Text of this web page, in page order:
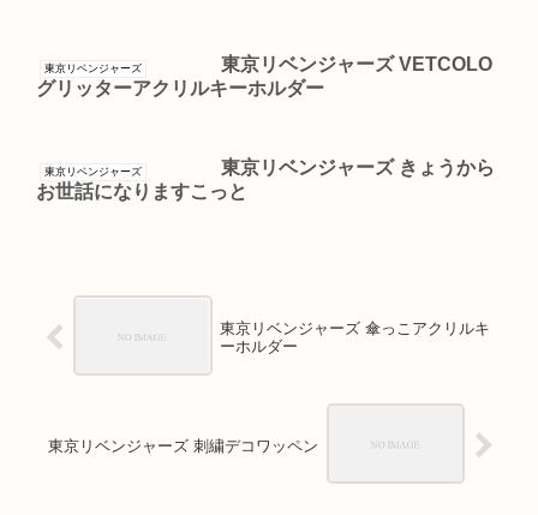
東京リベンジャーズ
東京リベンジャーズ VETCOLO
グリッターアクリルキーホルダー
東京リベンジャーズ
東京リベンジャーズ きょうから
お世話になりますこっと
東京リベンジャーズ 傘っこアクリルキ
ーホルダー
東京リベンジャーズ 刺繍デコワッペン